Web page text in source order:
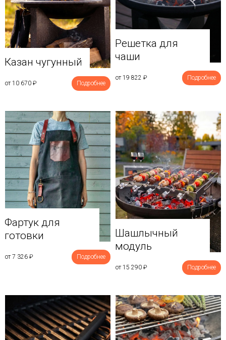
Казан чугунный
от 10 670 ₽ Подробнее
Решетка для
чаши
от 19 822 ₽ Подробнее
Фартук для
готовки
от 7 326 ₽ Подробнее
Шашлычный
модуль
от 15 290 ₽ Подробнее